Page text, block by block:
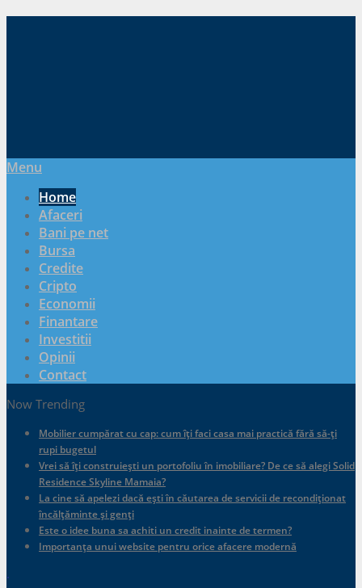
Menu
Home
Afaceri
Bani pe net
Bursa
Credite
Cripto
Economii
Finantare
Investitii
Opinii
Contact
Now Trending
Mobilier cumpărat cu cap: cum îți faci casa mai practică fără să-ți
rupi bugetul
Vrei să îți construiești un portofoliu în imobiliare? De ce să alegi Solid
Residence Skyline Mamaia?
La cine să apelezi dacă ești în căutarea de servicii de recondiționat
încălțăminte și genți
Este o idee buna sa achiti un credit inainte de termen?
Importanța unui website pentru orice afacere modernă
.